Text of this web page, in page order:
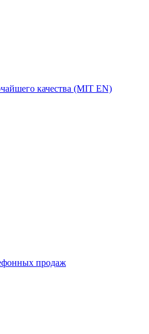
качества (MIT EN)
продаж